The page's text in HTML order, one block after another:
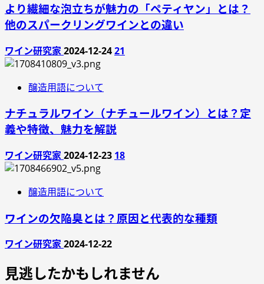
より繊細な泡立ちが魅力の「ペティヤン」とは？
他のスパークリングワインとの違い
ワイン研究家2024-12-2421
醸造用語について
ナチュラルワイン（ナチュールワイン）とは？定
義や特徴、魅力を解説
ワイン研究家2024-12-23 18
醸造用語について
ワインの欠陥臭とは？原因と代表的な種類
ワイン研究家2024-12-22
見逃したかもしれません